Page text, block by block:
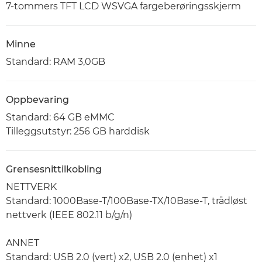
7-tommers TFT LCD WSVGA fargeberøringsskjerm
Minne
Standard: RAM 3,0GB
Oppbevaring
Standard: 64 GB eMMC
Tilleggsutstyr: 256 GB harddisk
Grensesnittilkobling
NETTVERK
Standard: 1000Base-T/100Base-TX/10Base-T, trådløst
nettverk (IEEE 802.11 b/g/n)
ANNET
Standard: USB 2.0 (vert) x2, USB 2.0 (enhet) x1